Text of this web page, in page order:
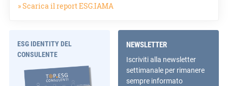
» Scarica il report ESG.IAMA
ESG IDENTITY DEL
CONSULENTE
NEWSLETTER
Iscriviti alla newsletter
settimanale per rimanere
sempre informato